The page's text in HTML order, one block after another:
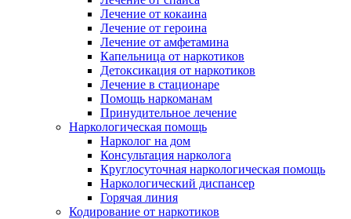
Лечение от кокаина
Лечение от героина
Лечение от амфетамина
Капельница от наркотиков
Детоксикация от наркотиков
Лечение в стационаре
Помощь наркоманам
Принудительное лечение
Наркологическая помощь
Нарколог на дом
Консультация нарколога
Круглосуточная наркологическая помощь
Наркологический диспансер
Горячая линия
Кодирование от наркотиков